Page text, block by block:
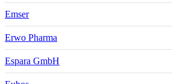
Emser
Erwo Pharma
Espara GmbH